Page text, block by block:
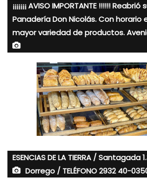
¡¡¡¡¡¡¡ AVISO IMPORTANTE !!!!!!
Panadería Don Nicolás. Con horario
mayor variedad de productos.
ESENCIAS DE LA TIERRA / Santagada
Dorrego / TELÉFONO 2932 40-